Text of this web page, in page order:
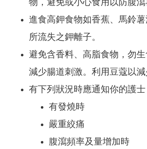
物，避免或小心食用以防腹瀉
進食高鉀食物如香蕉、馬鈴
所流失之鉀離子。
避免含香料、高脂食物，勿
減少腸道刺激。利用豆蔻以減
有下列狀況時應通知你的護士
有發燒時
嚴重絞痛
腹瀉頻率及量增加時